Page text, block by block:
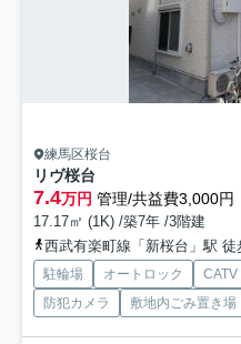
練馬区桜台
リヴ桜台
7.4万円 管理/共益費3,000円
17.17㎡ (1K) /築7年 /3階建
西武有楽町線「新桜台」駅 徒
駐輪場 オートロック CATV
防犯カメラ
敷地内ごみ置き場